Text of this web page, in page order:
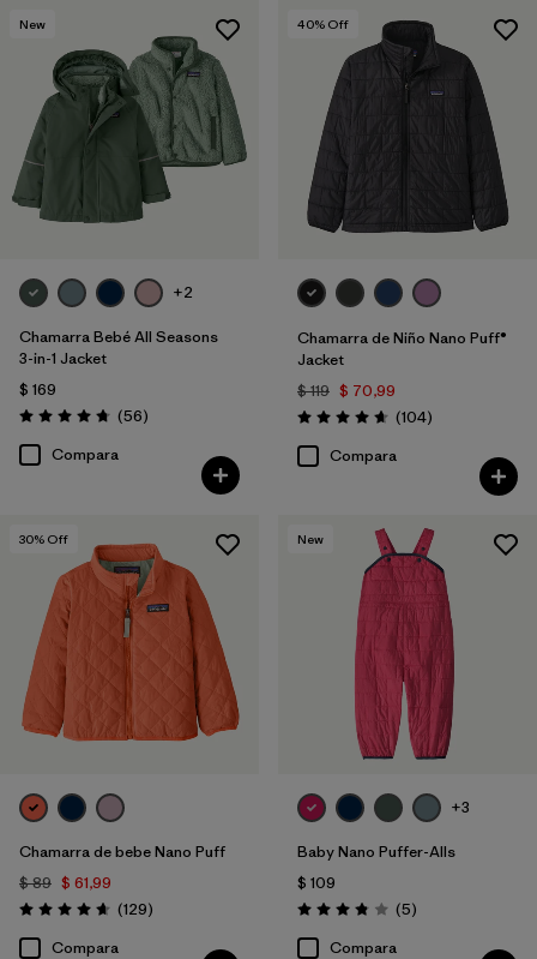
New
+2
Chamarra Bebé All Seasons
3-in-1 Jacket
$ 169
Valoración: 4.8 / 5
(56Comentarios
)
Compara
40% Off
Chamarra de Niño Nano Puff®
Jacket
$ 119 $ 70,99
Valoración: 4.7 / 5
(104Comentarios
)
Compara
30% Off
Chamarra de bebe Nano Puff
$ 89 $ 61,99
Valoración: 4.7 / 5
(129Comentarios
)
Compara
New
+3
Baby Nano Puffer-Alls
$ 109
Valoración: 3.8 / 5
(5Comentarios
)
Compara